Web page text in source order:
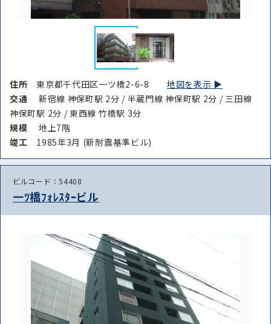
住所東京都千代田区一ツ橋2-6-8地図を表示 ▶︎
交通
新宿線 神保町駅 2分 / 半蔵門線 神保町駅 2分 / 三田線
神保町駅 2分 / 東西線 竹橋駅 3分
規模
地上7階
竣⼯ 1985年3月 (新耐震基準ビル)
ビルコード：54408
一ﾂ橋ﾌｫﾚｽﾀｰビル